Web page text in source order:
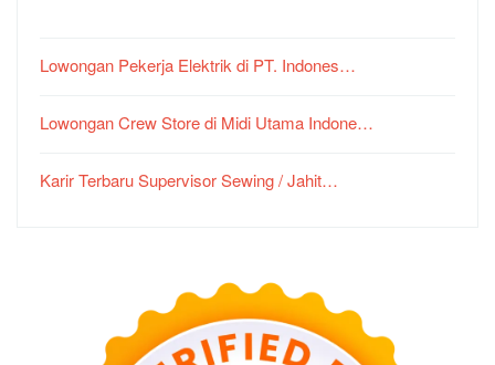
Lowongan Pekerja Elektrik di PT. Indones…
Lowongan Crew Store di Midi Utama Indone…
Karir Terbaru Supervisor Sewing / Jahit…